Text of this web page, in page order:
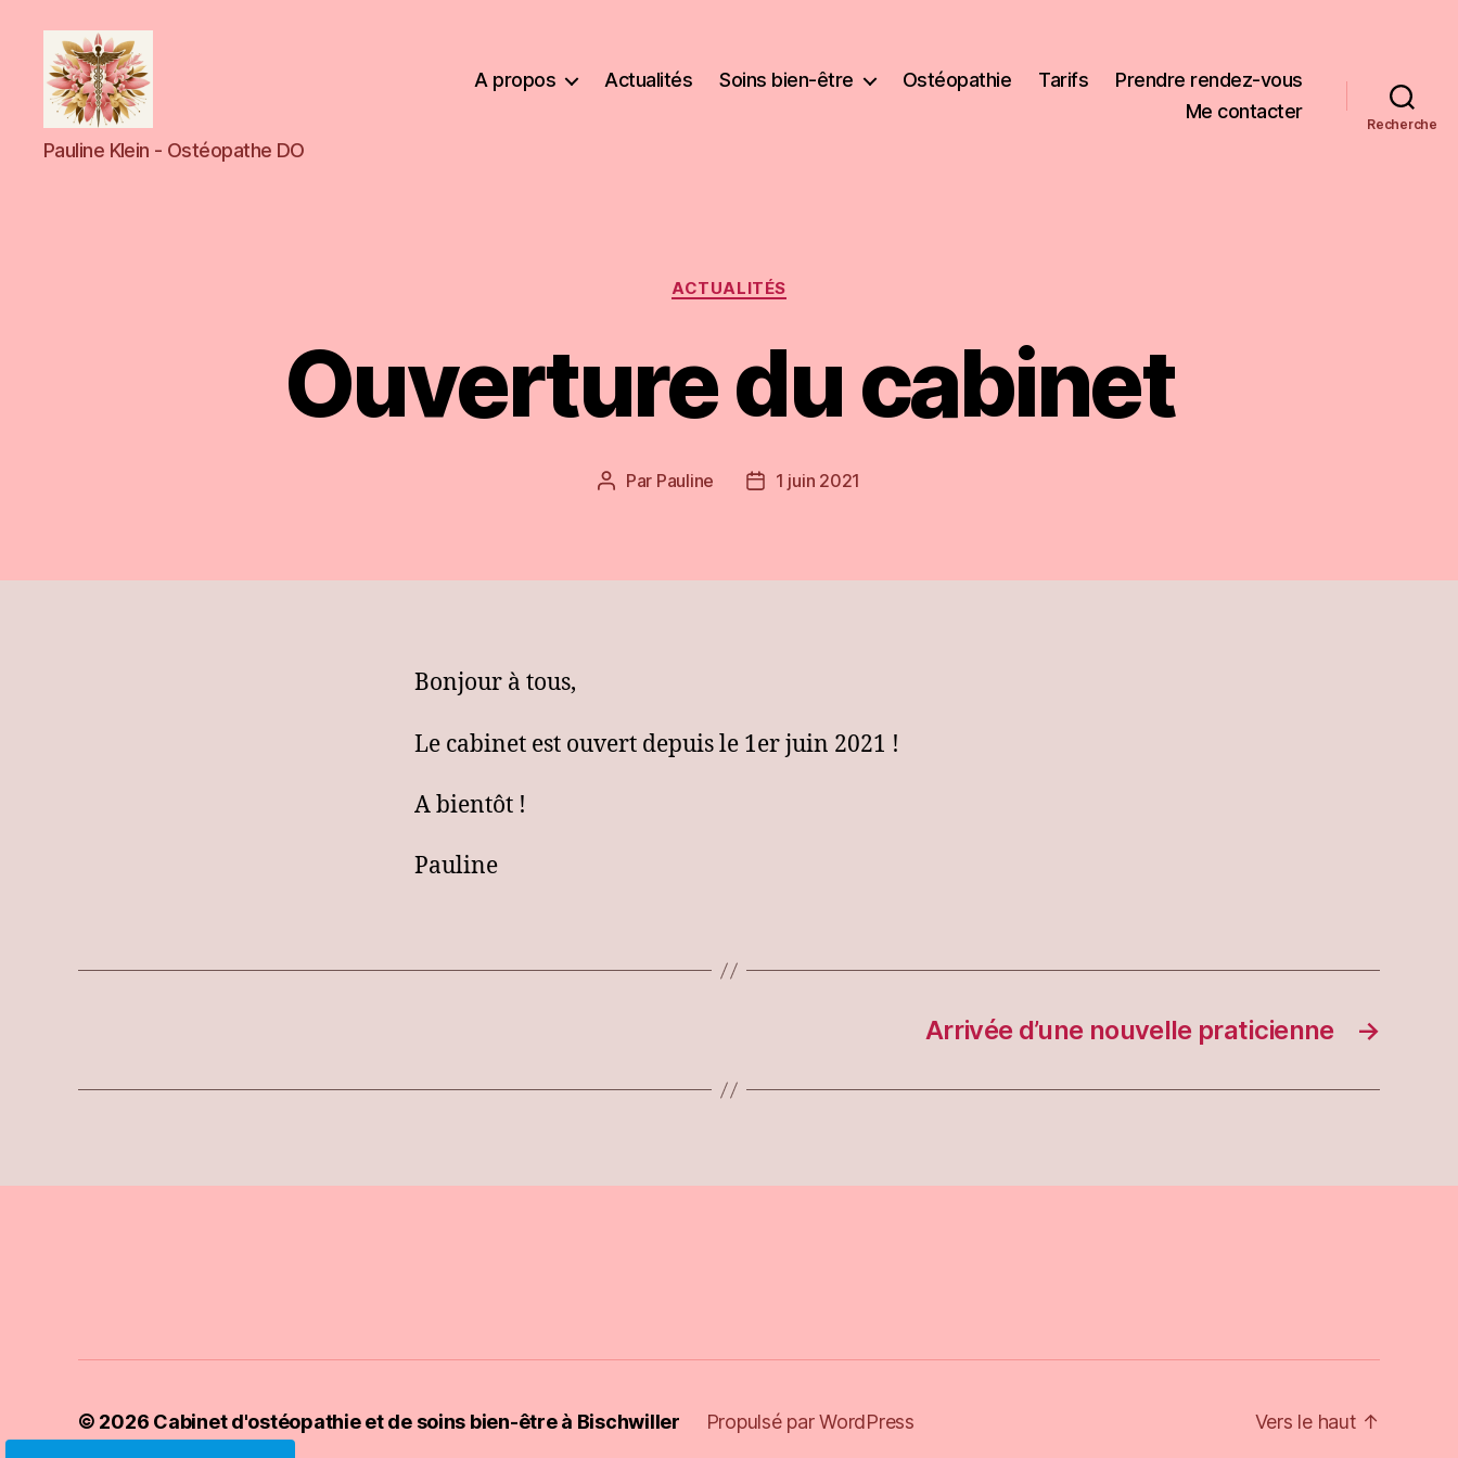
Cabinet
d'ostéopathie
Pauline Klein - Ostéopathe DO
A propos Actualités Soins bien-être Ostéopathie Tarifs
Prendre rendez-vous
Me contacter
Recherche
Catégories
ACTUALITÉS
Ouverture du cabinet
Auteur
Par Pauline
Date1 juin 2021
Bonjour à tous,
Le cabinet est ouvert depuis le 1er juin 2021 !
A bientôt !
Pauline
→
Arrivée d’une nouvelle praticienne
© 2026 Cabinet d'ostéopathie et de soins bien-être à Bischwiller Propulsé par WordPress Vers le haut ↑